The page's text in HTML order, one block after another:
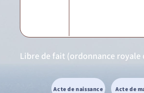
Libre de fait (ordonnance royale
Acte de naissance Acte de